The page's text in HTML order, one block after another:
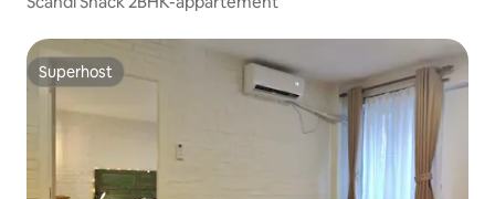
Superhost
Superhost